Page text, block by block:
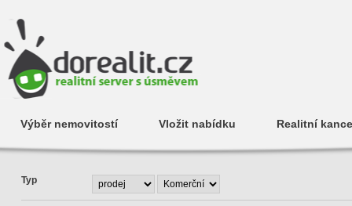
Výběr nemovitostí Vložit nabídku Realitní
Typ